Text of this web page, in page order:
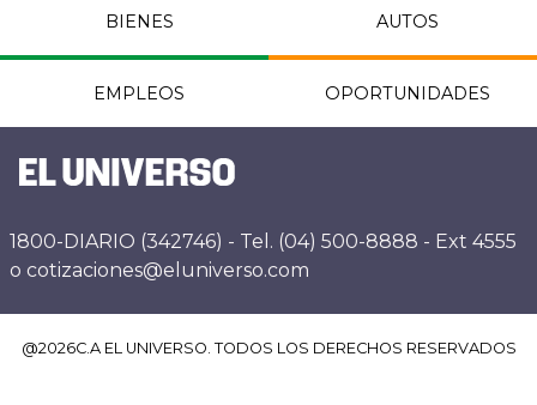
BIENES AUTOS
EMPLEOS OPORTUNIDADES
1800-DIARIO (342746) - Tel. (04) 500-8888 - Ext 4555
o cotizaciones@eluniverso.com
@2026C.A EL UNIVERSO. TODOS LOS DERECHOS RESERVADOS